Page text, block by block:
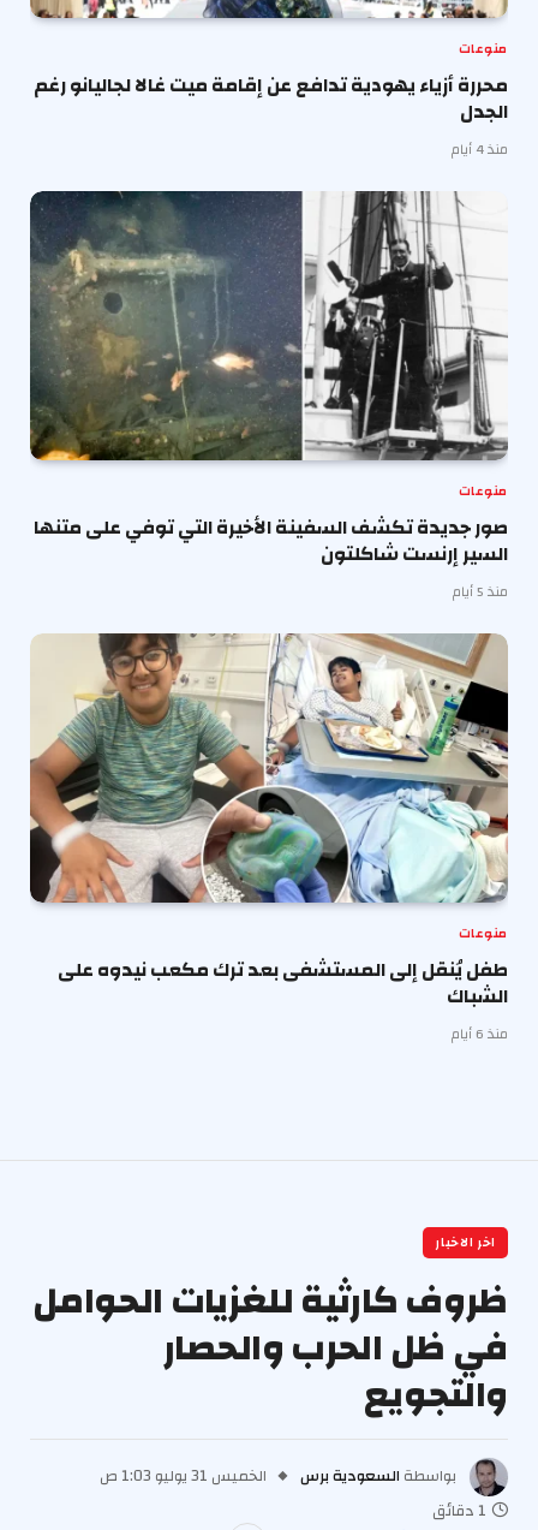
منوعات
محررة أزياء يهودية تدافع عن إقامة ميت غالا لجاليانو رغم
الجدل
منذ 4 أيام
منوعات
صور جديدة تكشف السفينة الأخيرة التي توفي على متنها
السير إرنست شاكلتون
منذ 5 أيام
منوعات
طفل يُنقل إلى المستشفى بعد ترك مكعب نيدوه على
الشباك
منذ 6 أيام
اخر الاخبار
ظروف كارثية للغزيات الحوامل
في ظل الحرب والحصار
والتجويع
بواسطة السعودية برس
الخميس 31 يوليو 1:03 ص
1 دقائق